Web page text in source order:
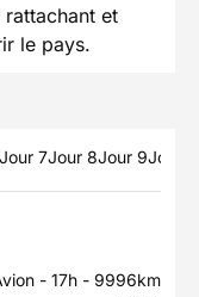
et
le pays.
Jour 7Jour 8Jour 9Jour
- 17h - 9996km